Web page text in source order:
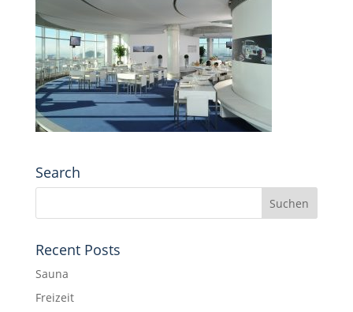
Search
Recent Posts
Sauna
Freizeit